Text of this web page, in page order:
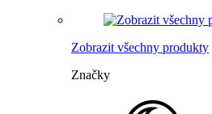
Zobrazit všechny produkty
Značky